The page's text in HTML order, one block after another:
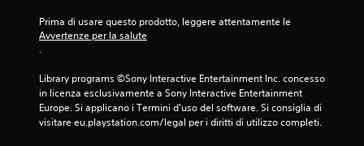
a
l
Prima di usare questo prodotto, leggere attentamente le
Avvertenze per la salute
.
Library programs ©Sony Interactive Entertainment Inc. concesso
in licenza esclusivamente a Sony Interactive Entertainment
Europe. Si applicano i Termini d'uso del software. Si consiglia di
visitare eu.playstation.com/legal per i diritti di utilizzo completi.